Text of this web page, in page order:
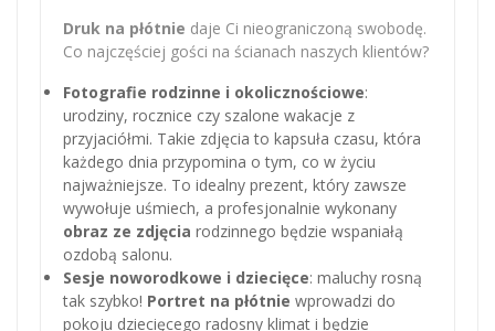
Druk na płótnie daje Ci nieograniczoną swobodę.
Co najczęściej gości na ścianach naszych klientów?
Fotografie rodzinne i okolicznościowe:
urodziny, rocznice czy szalone wakacje z
przyjaciółmi. Takie zdjęcia to kapsuła czasu, która
każdego dnia przypomina o tym, co w życiu
najważniejsze. To idealny prezent, który zawsze
wywołuje uśmiech, a profesjonalnie wykonany
obraz ze zdjęcia rodzinnego będzie wspaniałą
ozdobą salonu.
Sesje noworodkowe i dziecięce: maluchy rosną
tak szybko! Portret na płótnie wprowadzi do
pokoju dziecięcego radosny klimat i będzie